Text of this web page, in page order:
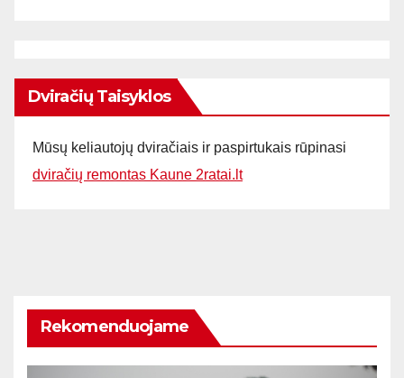
Dviračių Taisyklos
Mūsų keliautojų dviračiais ir paspirtukais rūpinasi
dviračių remontas Kaune 2ratai.lt
Rekomenduojame